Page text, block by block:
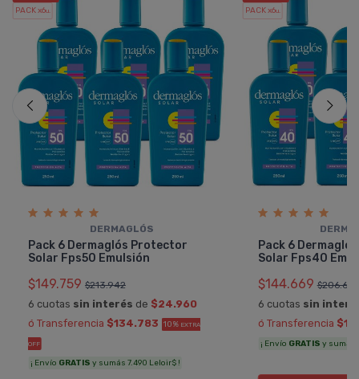
PACK x6u.
DERMAGLÓS
Pack 6 Dermaglós Protector
Solar Fps50 Emulsión
$149.759 $213.942
6 cuotas sin interés de $24.960
ó Transferencia $134.783 10% EXTRA
OFF
¡ Envío GRATIS y sumás 7.490 Leloir$ !
PACK x6u.
Pack 6
Solar Fps40
$144.669 $206.670
6 cuotas sin
ó Transferencia
¡ Envío GRATIS y sumás